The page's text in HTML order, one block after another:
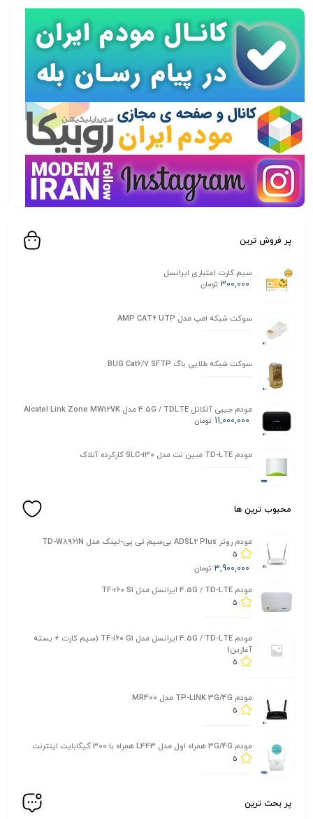
پر فروش ترین
سیم کارت اعتباری ایرانسل
300,000 تومان
سوکت شبکه امپ مدل AMP CAT6 UTP
سوکت شبکه طلایی باگ BUG Cat6/7 SFTP
مودم جیبی آلکاتل 4.5G / TDLTE مدل Alcatel Link Zone MW12VK
11,000,000 تومان
مودم TD-LTE مبین نت مدل SLC-130 کارکرده آنلاک
محبوب ترین ها
مودم روتر ADSL2 Plus بی‌سیم تی پی-لینک مدل TD-W8961N
5
3,900,000 تومان
مودم 4.5G / TD-LTE ایرانسل مدل TF-i60 S1
5
مودم 4.5G / TD-LTE ایرانسل مدل TF-i60 G1 (سیم کارت + بسته
آغازین)
5
مودم TP-LINK 3G/4G مدل MR400
5
مودم 3G/4G همراه اول مدل L443 همراه با 300 گیگابایت اینترنت
5
پر بحث ترین